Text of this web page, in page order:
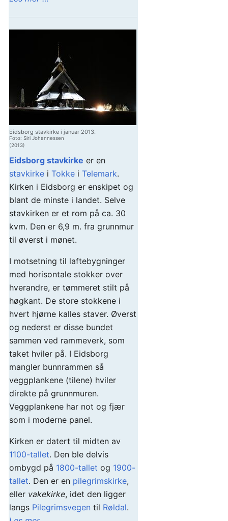
Eidsborg stavkirke i januar 2013.
Foto: Siri Johannessen
(2013)
Eidsborg stavkirke er en
stavkirke i Tokke i Telemark.
Kirken i Eidsborg er enskipet og
blant de minste i landet. Selve
stavkirken er et rom på ca. 30
kvm. Den er 6,9 m. fra grunnmur
til øverst i mønet.
I motsetning til laftebygninger
med horisontale stokker over
hverandre, er tømmeret stilt på
høgkant. De store stokkene i
hvert hjørne kalles staver. Øverst
og nederst er disse bundet
sammen ved rammeverk, som
taket hviler på. I Eidsborg
mangler bunnrammen så
veggplankene (tilene) hviler
direkte på grunnmuren.
Veggplankene har not og fjær
som i moderne panel.
Kirken er datert til midten av
1100-tallet. Den ble delvis
ombygd på 1800-tallet og 1900-
tallet. Den er en pilegrimskirke,
eller vakekirke, idet den ligger
langs Pilegrimsvegen til Røldal.